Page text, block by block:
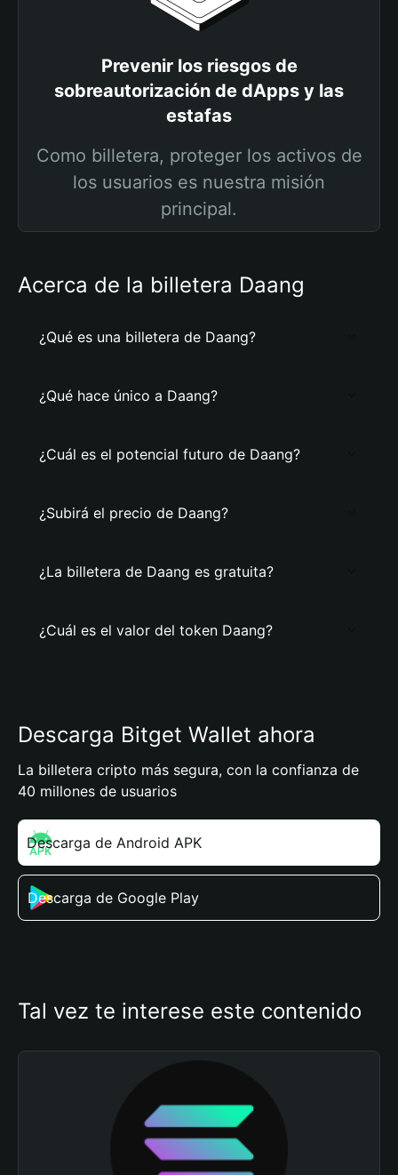
Prevenir los riesgos de
sobreautorización de dApps y las
estafas
Como billetera, proteger los activos de
los usuarios es nuestra misión
principal.
Acerca de la billetera Daang
¿Qué es una billetera de Daang?
¿Qué hace único a Daang?
¿Cuál es el potencial futuro de Daang?
¿Subirá el precio de Daang?
¿La billetera de Daang es gratuita?
¿Cuál es el valor del token Daang?
Descarga Bitget Wallet ahora
La billetera cripto más segura, con la confianza de
40 millones de usuarios
Descarga de Android APK
Descarga de Google Play
Tal vez te interese este contenido